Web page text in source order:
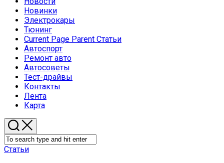
Новинки
Электрокары
Тюнинг
Current Page Parent Статьи
Автоспорт
Ремонт авто
Автосоветы
Тест-драйвы
Контакты
Лента
Карта
Статьи